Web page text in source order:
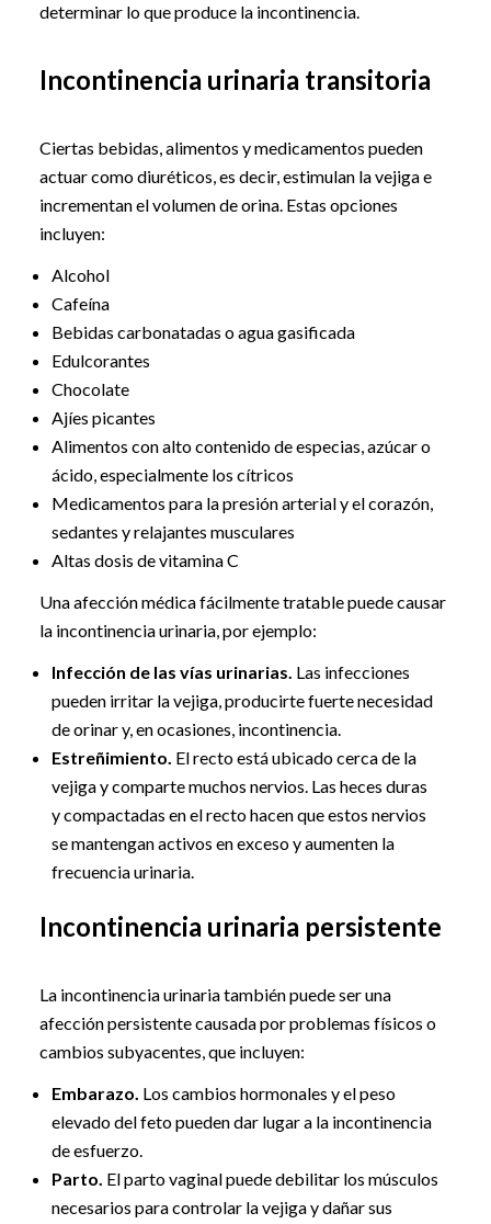
determinar lo que produce la incontinencia.
Incontinencia urinaria transitoria
Ciertas bebidas, alimentos y medicamentos pueden
actuar como diuréticos, es decir, estimulan la vejiga e
incrementan el volumen de orina. Estas opciones
incluyen:
Alcohol
Cafeína
Bebidas carbonatadas o agua gasificada
Edulcorantes
Chocolate
Ajíes picantes
Alimentos con alto contenido de especias, azúcar o
ácido, especialmente los cítricos
Medicamentos para la presión arterial y el corazón,
sedantes y relajantes musculares
Altas dosis de vitamina C
Una afección médica fácilmente tratable puede causar
la incontinencia urinaria, por ejemplo:
Infección de las vías urinarias. Las infecciones
pueden irritar la vejiga, producirte fuerte necesidad
de orinar y, en ocasiones, incontinencia.
Estreñimiento. El recto está ubicado cerca de la
vejiga y comparte muchos nervios. Las heces duras
y compactadas en el recto hacen que estos nervios
se mantengan activos en exceso y aumenten la
frecuencia urinaria.
Incontinencia urinaria persistente
La incontinencia urinaria también puede ser una
afección persistente causada por problemas físicos o
cambios subyacentes, que incluyen:
Embarazo. Los cambios hormonales y el peso
elevado del feto pueden dar lugar a la incontinencia
de esfuerzo.
Parto. El parto vaginal puede debilitar los músculos
necesarios para controlar la vejiga y dañar sus